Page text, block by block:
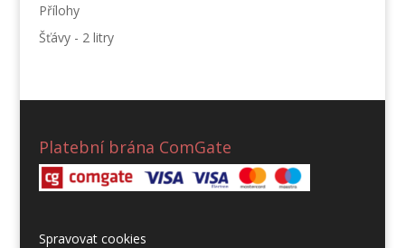
Přílohy
Šťávy - 2 litry
Platební brána ComGate
Spravovat cookies